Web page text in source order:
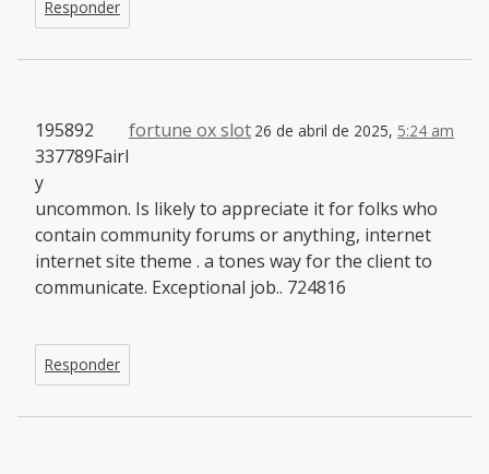
Responder
fortune ox slot 26 de abril de 2025, 5:24 am
195892
337789Fairl
y
uncommon. Is likely to appreciate it for folks who
contain community forums or anything, internet
internet site theme . a tones way for the client to
communicate. Exceptional job.. 724816
Responder